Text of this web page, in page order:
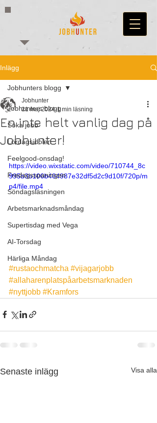
Inlägg
Jobhunters blogg
Söka jobb
Lördagsidolen
Feelgood-onsdag!
Fredagsspaningen
Söndagsläsningen
Arbetsmarknadsmåndag
Supertisdag med Vega
AI-Torsdag
Härliga Måndag
Jobhunters blogg
En inte helt vanlig dag på
Jobhunter!
Jobhunter
21 maj 2024 1 min läsning
https://video.wixstatic.com/video/710744_8c
995b3b106b404987e32df5d2c9d10f/720p/m
p4/file.mp4
#rustaochmatcha #vijagarjobb
#allaharenplatspåarbetsmarknaden
#nyttjobb #Kramfors
Senaste inlägg Visa alla